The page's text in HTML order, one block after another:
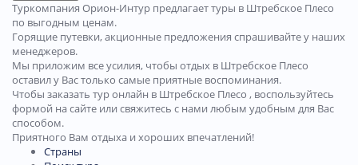
Туркомпания Орион-Интур предлагает туры в Штребское Плесо
по выгодным ценам.
Горящие путевки, акционные предложения спрашивайте у наших
менеджеров.
Мы приложим все усилия, чтобы отдых в Штребское Плесо
оставил у Вас только самые приятные воспоминания.
Чтобы заказать тур онлайн в Штребское Плесо , воспользуйтесь
формой на сайте или свяжитесь с нами любым удобным для Вас
способом.
Приятного Вам отдыха и хороших впечатлений!
Страны